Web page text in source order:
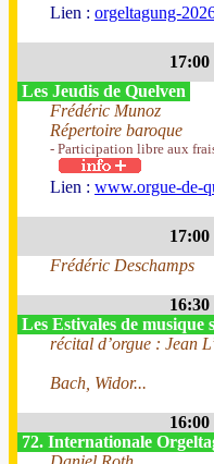
Lien : orgeltagung-
17:00
Les Jeudis de Quelven
Frédéric Munoz
Répertoire baroque
- Participation libre aux
Lien : www.orgue-de-
17:00
Frédéric Deschamps
16:30
Les Estivales de musique
récital d’orgue : Jean
Bach, Widor...
16:00
72. Internationale